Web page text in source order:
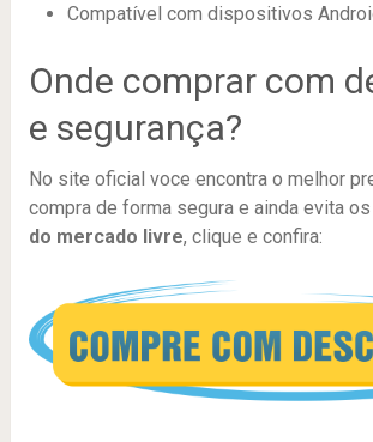
Compatível com dispositivos
Onde comprar com
e segurança?
No site oficial voce encontra o melhor
compra de forma segura e ainda evita os
do mercado livre, clique e confira: